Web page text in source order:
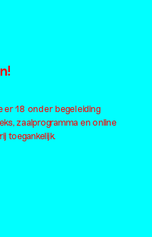
er 18 onder begeleiding
zaalprogramma en online
toegankelijk.